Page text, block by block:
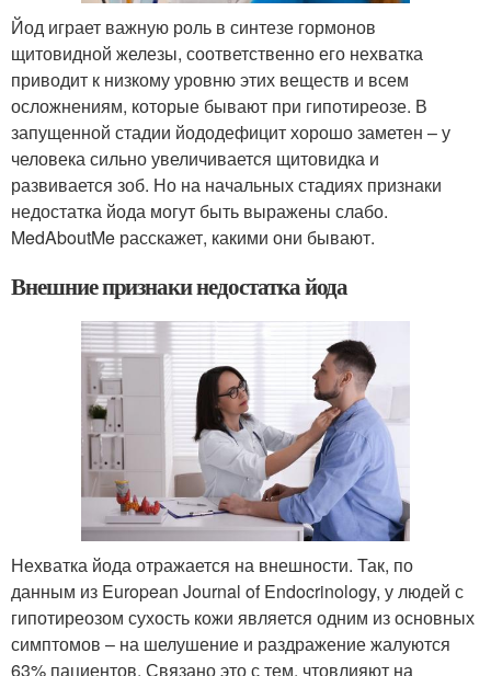
Йод играет важную роль в синтезе гормонов
щитовидной железы, соответственно его нехватка
приводит к низкому уровню этих веществ и всем
осложнениям, которые бывают при гипотиреозе. В
запущенной стадии йододефицит хорошо заметен – у
человека сильно увеличивается щитовидка и
развивается зоб. Но на начальных стадиях признаки
недостатка йода могут быть выражены слабо.
MedAboutMe расскажет, какими они бывают.
Внешние признаки недостатка йода
Нехватка йода отражается на внешности. Так, по
данным из European Journal of Endocrinology, у людей с
гипотиреозом сухость кожи является одним из основных
симптомов – на шелушение и раздражение жалуются
63% пациентов. Связано это с тем, чтовлияют на